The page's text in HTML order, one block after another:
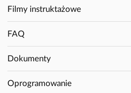
Filmy instruktażowe
FAQ
Dokumenty
Oprogramowanie